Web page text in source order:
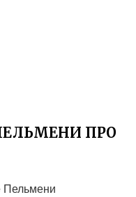
ПРО
Пельмени